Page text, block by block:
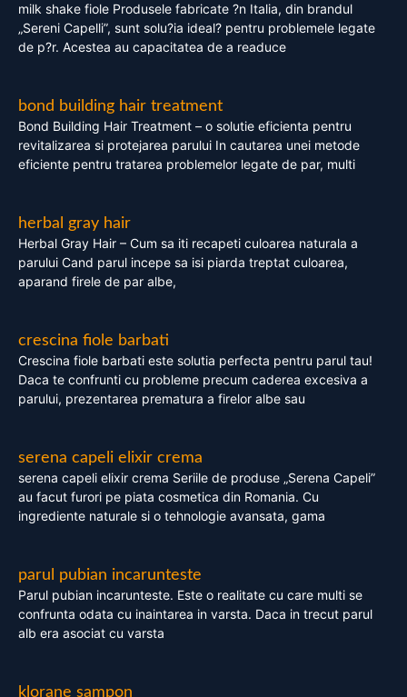
milk shake fiole Produsele fabricate ?n Italia, din brandul
„Sereni Capelli”, sunt solu?ia ideal? pentru problemele legate
de p?r. Acestea au capacitatea de a readuce
bond building hair treatment
Bond Building Hair Treatment – o solutie eficienta pentru
revitalizarea si protejarea parului In cautarea unei metode
eficiente pentru tratarea problemelor legate de par, multi
herbal gray hair
Herbal Gray Hair – Cum sa iti recapeti culoarea naturala a
parului Cand parul incepe sa isi piarda treptat culoarea,
aparand firele de par albe,
crescina fiole barbati
Crescina fiole barbati este solutia perfecta pentru parul tau!
Daca te confrunti cu probleme precum caderea excesiva a
parului, prezentarea prematura a firelor albe sau
serena capeli elixir crema
serena capeli elixir crema Seriile de produse „Serena Capeli”
au facut furori pe piata cosmetica din Romania. Cu
ingrediente naturale si o tehnologie avansata, gama
parul pubian incarunteste
Parul pubian incarunteste. Este o realitate cu care multi se
confrunta odata cu inaintarea in varsta. Daca in trecut parul
alb era asociat cu varsta
klorane sampon